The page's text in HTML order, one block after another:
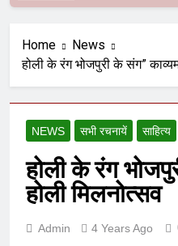
Home
News
होली के रंग भोजपुरी के संग”
NEWS सभी रचनायें साहित्य
होली के रंग
होली मिलनोत्सव
Admin 4 Years Ago